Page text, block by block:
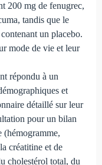
200 mg de fenugrec,
tandis que le
un placebo.
mode de vie et leur
répondu à un
et
détaillé sur leur
pour un bilan
créatitine et de
cholestérol total, du